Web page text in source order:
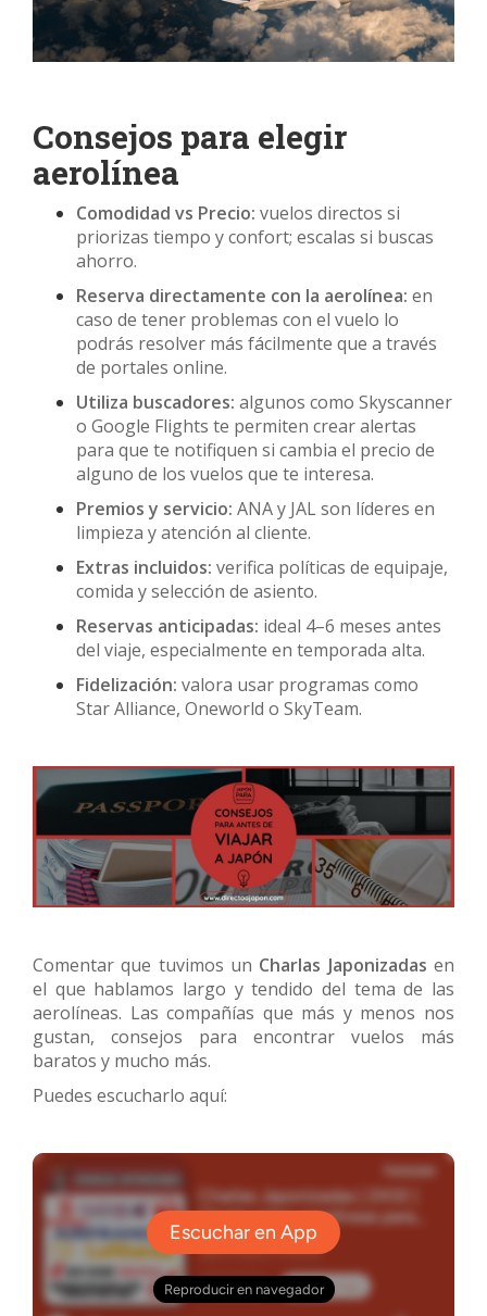
Consejos para elegir
aerolínea
Comodidad vs Precio: vuelos directos si
priorizas tiempo y confort; escalas si buscas
ahorro.
Reserva directamente con la aerolínea: en
caso de tener problemas con el vuelo lo
podrás resolver más fácilmente que a través
de portales online.
Utiliza buscadores: algunos como Skyscanner
o Google Flights te permiten crear alertas
para que te notifiquen si cambia el precio de
alguno de los vuelos que te interesa.
Premios y servicio: ANA y JAL son líderes en
limpieza y atención al cliente.
Extras incluidos: verifica políticas de equipaje,
comida y selección de asiento.
Reservas anticipadas: ideal 4–6 meses antes
del viaje, especialmente en temporada alta.
Fidelización: valora usar programas como
Star Alliance, Oneworld o SkyTeam.
Comentar que tuvimos un Charlas Japonizadas en
el que hablamos largo y tendido del tema de las
aerolíneas. Las compañías que más y menos nos
gustan, consejos para encontrar vuelos más
baratos y mucho más.
Puedes escucharlo aquí: